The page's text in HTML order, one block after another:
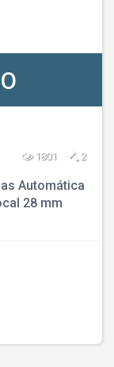
1801 2
Automática
28 mm